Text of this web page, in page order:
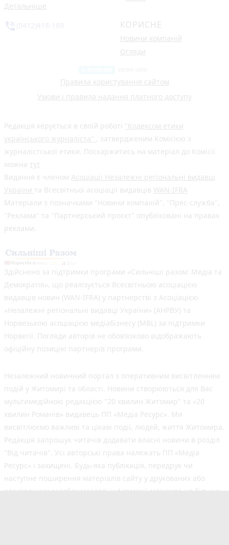
Детальніше
КОРИСНЕ
Новини компаній
Огляди
Правила користування сайтом
Умови і правила надання платного доступу
Редакція керується в своїй роботі "Кодексом етики
українського журналіста"
, затвердженим Комісією з
журналістської етики. Поскаржитись на матеріал до Комісії
можна тут
Видання є членом Асоціації Незалежні регіональні видавці
України та Всесвітньої асоціації видавців WAN-IFRA
Матеріали з позначками "Новини компаній", "Прес-служба",
"Реклама" та "Партнерський проєкт" опубліковані на правах
реклами.
Здійснено за підтримки програми «Сильніші разом: Медіа та
Демократія», що реалізується Всесвітньою асоціацією
видавців новин (WAN-IFRA) у партнерстві з Асоціацією
«Незалежні регіональні видавці України» (АНРВУ) та
Норвезькою асоціацією медіабізнесу (MBL) за підтримки
Норвегії. Погляди авторів не обов’язково відображають
офіційну позицію партнерів програми.
Незалежний новинний портал з оперативним висвітленням
подій у Житомирі та області. Новини створюються для Вас
мультимедійною редакцією "20 хвилин Житомир" та «20
хвилин Романів» видавець ПП «Медіа Ресурс». Ми
висвітлюємо важливі та цікаві події, людей, життя Житомира.
Редакція запрошує читачів додавати власні новини в розділ
"Від читачів". Усі авторські права належать ПП «Медіа
Ресурс» і захищені. Будь-яка публiкацiя, передрук чи
наступне поширення матеріалів сайту у друкованих або
електронних засобах масової інформації можлива не більше